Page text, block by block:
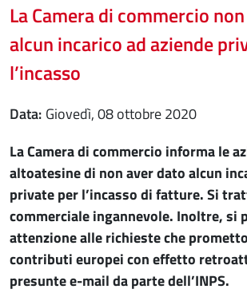
La Camera di commercio
alcun incarico ad aziende
l’incasso
Data
giovedì, 08 ottobre 2020
La Camera di commercio informa le
altoatesine di non aver dato alcun
private per l’incasso di fatture. Si
commerciale ingannevole. Inoltre, si
attenzione alle richieste che
contributi europei con effetto
presunte e-mail da parte dell’INPS.